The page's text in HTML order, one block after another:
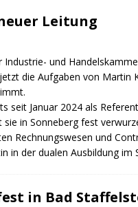
Leitung
und
die Aufgaben von Martin
seit Januar 2024 als
in Sonneberg fest
Rechnungswesen und
in der dualen Ausbildung im
in Bad